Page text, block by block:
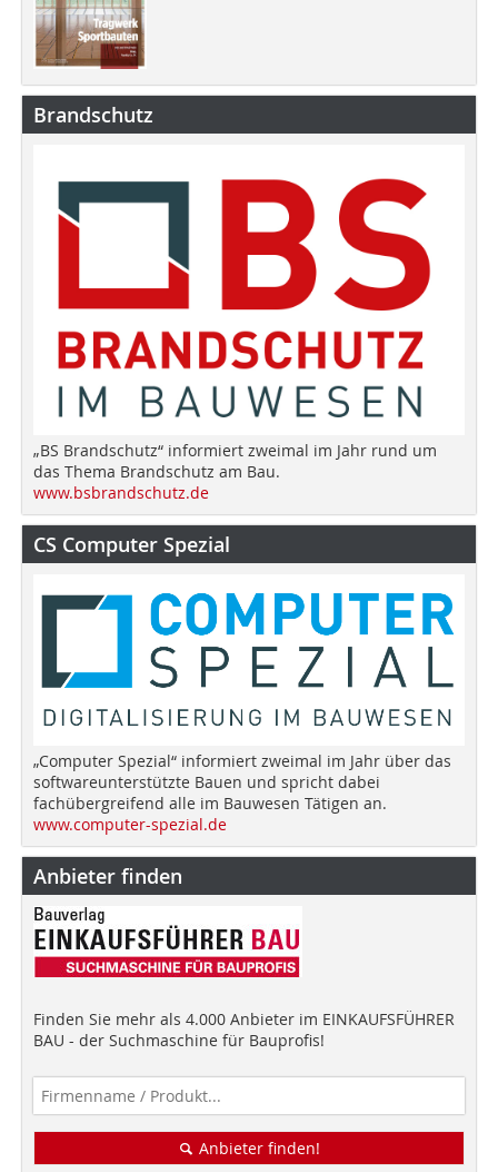
Brandschutz
„BS Brandschutz“ informiert zweimal im Jahr rund um
das Thema Brandschutz am Bau.
www.bsbrandschutz.de
CS Computer Spezial
„Computer Spezial“ informiert zweimal im Jahr über das
softwareunterstützte Bauen und spricht dabei
fachübergreifend alle im Bauwesen Tätigen an.
www.computer-spezial.de
Anbieter finden
Finden Sie mehr als 4.000 Anbieter im EINKAUFSFÜHRER
BAU - der Suchmaschine für Bauprofis!
Anbieter finden!